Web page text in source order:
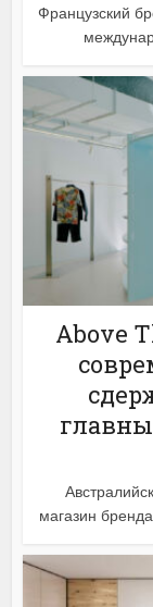
Французский
Above
магазин